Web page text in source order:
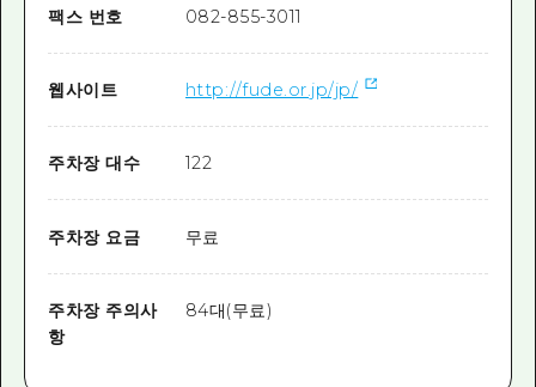
팩스 번호 082-855-3011
웹사이트 http://fude.or.jp/jp/
주차장 대수 122
주차장 요금 무료
주차장 주의사
항
84대(무료)